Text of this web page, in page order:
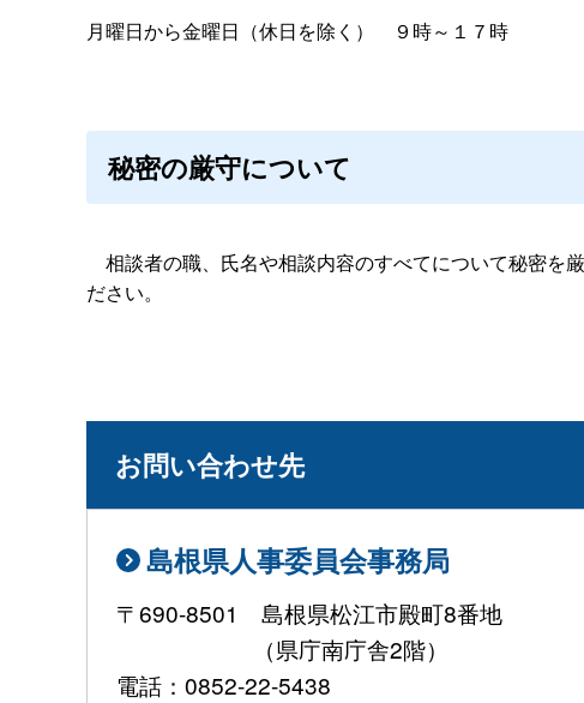
月曜日から金曜日（休日を除く ） ９時～１７時
秘密の厳守について
相談者の職、氏名や相談内容のすべてについて秘密を
ださい。
お問い合わせ先
島根県人事委員会事務局
〒690-8501 島根県松江市殿町8
（県庁南庁舎2階）
電話：0852-22-5438